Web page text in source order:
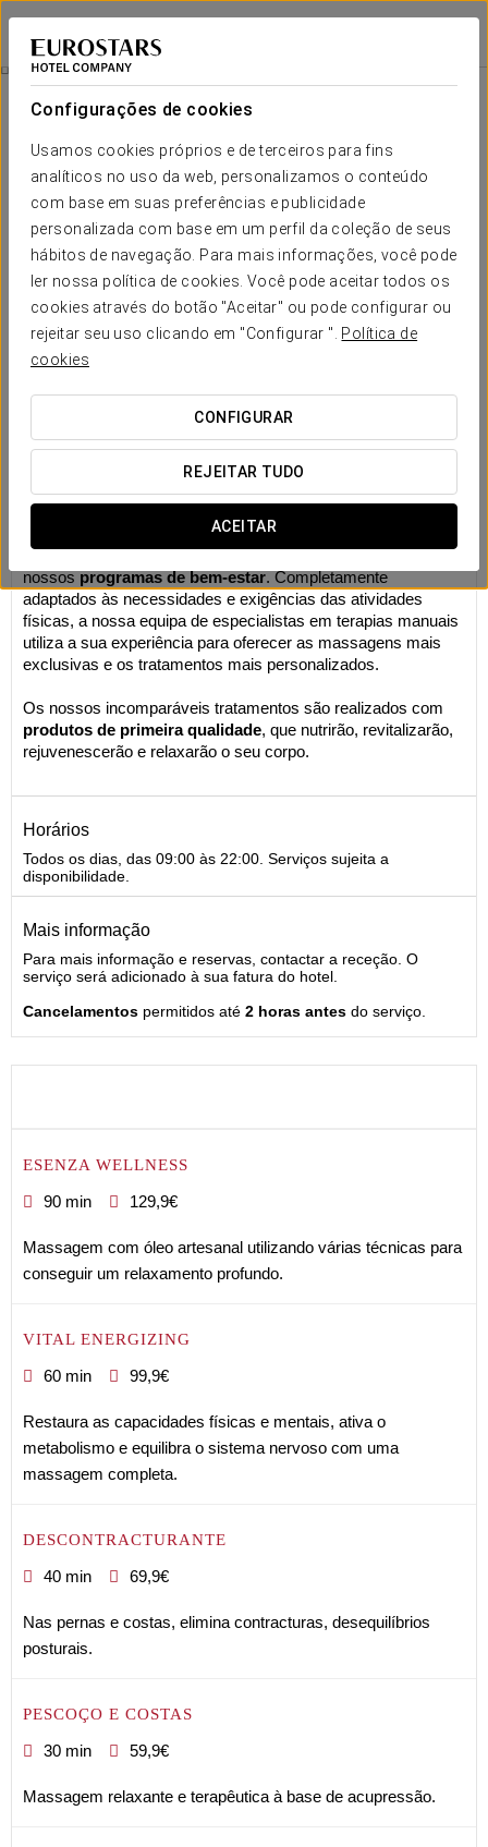
Configurações de cookies
Usamos cookies próprios e de terceiros para fins
analíticos no uso da web, personalizamos o conteúdo
com base em suas preferências e publicidade
personalizada com base em um perfil da coleção de seus
hábitos de navegação. Para mais informações, você pode
ler nossa política de cookies. Você pode aceitar todos os
cookies através do botão "Aceitar" ou pode configurar ou
rejeitar seu uso clicando em "Configurar ". Política de
cookies
CONFIGURAR
REJEITAR TUDO
ACEITAR
Exe Zarzuela Park
MADRID
Wellness
Massagens
Este é o seu espaço para recarregar baterias. Leve o seu
tempo para regenerar e elevar o seu rendimento com os
nossosprogramas de bem-estar. Completamente
adaptados às necessidades e exigências das atividades
físicas, a nossa equipa de especialistas em terapias manuais
utiliza a sua experiência para oferecer as massagens mais
exclusivas e os tratamentos mais personalizados.
Os nossos incomparáveis tratamentos são realizados com
produtos de primeira qualidade, que nutrirão, revitalizarão,
rejuvenescerão e relaxarão o seu corpo.
Horários
Todos os dias, das 09:00 às 22:00. Serviços sujeita a
disponibilidade.
Mais informação
Para mais informação e reservas, contactar a receção. O
serviço será adicionado à sua fatura do hotel.
Cancelamentos permitidos até 2 horas antes do serviço.
ESENZA WELLNESS
90 min 129,9€
Massagem com óleo artesanal utilizando várias técnicas para
conseguir um relaxamento profundo.
VITAL ENERGIZING
60 min 99,9€
Restaura as capacidades físicas e mentais, ativa o
metabolismo e equilibra o sistema nervoso com uma
massagem completa.
DESCONTRACTURANTE
40 min 69,9€
Nas pernas e costas, elimina contracturas, desequilíbrios
posturais.
PESCOÇO E COSTAS
30 min 59,9€
Massagem relaxante e terapêutica à base de acupressão.